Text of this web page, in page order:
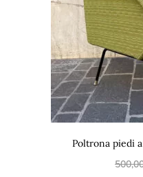
Poltrona piedi